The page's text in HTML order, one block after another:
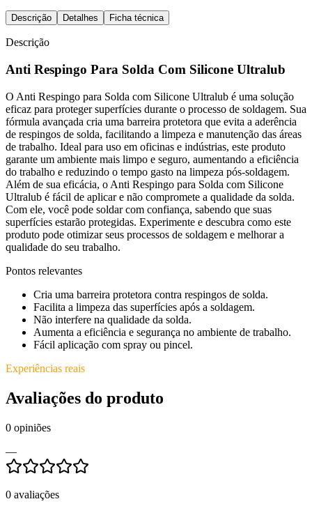
Descrição Detalhes Ficha técnica
Descrição
Anti Respingo Para Solda Com Silicone Ultralub
O Anti Respingo para Solda com Silicone Ultralub é uma solução
eficaz para proteger superfícies durante o processo de soldagem. Sua
fórmula avançada cria uma barreira protetora que evita a aderência
de respingos de solda, facilitando a limpeza e manutenção das áreas
de trabalho. Ideal para uso em oficinas e indústrias, este produto
garante um ambiente mais limpo e seguro, aumentando a eficiência
do trabalho e reduzindo o tempo gasto na limpeza pós-soldagem.
Além de sua eficácia, o Anti Respingo para Solda com Silicone
Ultralub é fácil de aplicar e não compromete a qualidade da solda.
Com ele, você pode soldar com confiança, sabendo que suas
superfícies estarão protegidas. Experimente e descubra como este
produto pode otimizar seus processos de soldagem e melhorar a
qualidade do seu trabalho.
Pontos relevantes
Cria uma barreira protetora contra respingos de solda.
Facilita a limpeza das superfícies após a soldagem.
Não interfere na qualidade da solda.
Aumenta a eficiência e segurança no ambiente de trabalho.
Fácil aplicação com spray ou pincel.
Experiências reais
Avaliações do produto
0 opiniões
—
0 avaliações